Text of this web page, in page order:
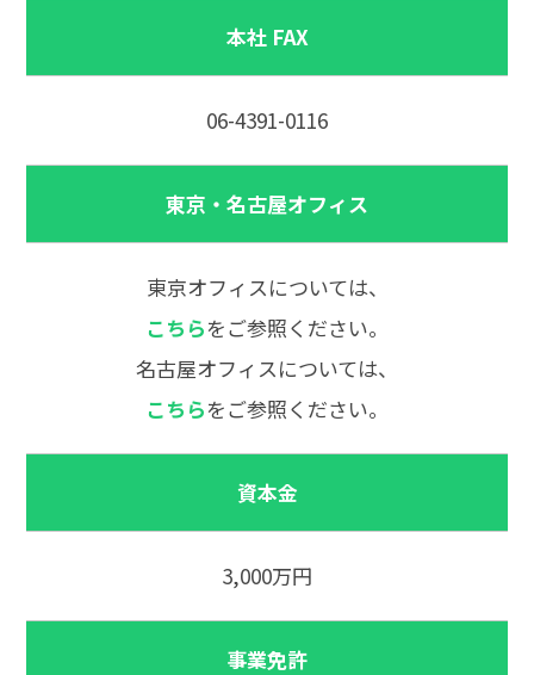
本社 FAX
06-4391-0116
東京・名古屋オフィス
東京オフィスについては、
こちらをご参照ください。
名古屋オフィスについては、
こちらをご参照ください。
資本金
3,000万円
事業免許